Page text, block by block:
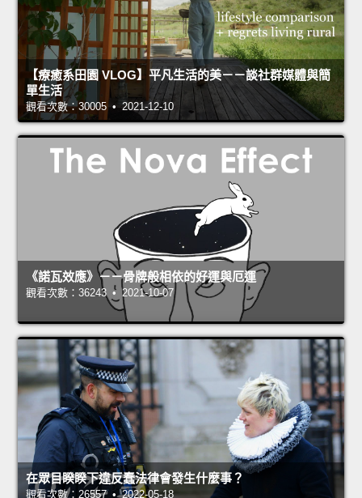
【療癒系田園 VLOG】平凡生活的美－－談社群媒體與簡
單生活
觀看次數：30005 • 2021-12-10
《諾瓦效應》－－骨牌般相依的好運與厄運
觀看次數：36243 • 2021-10-07
在眾目睽睽下違反蠢法律會發生什麼事？
觀看次數：26557 • 2022-05-18